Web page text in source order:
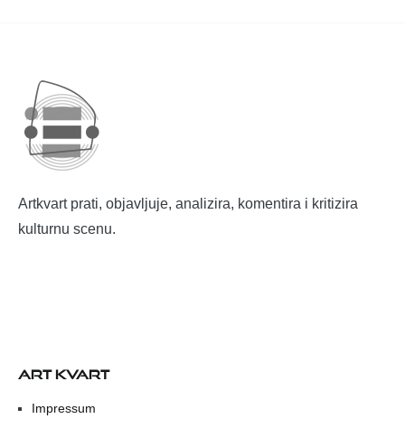
Artkvart prati, objavljuje, analizira, komentira i kritizira
kulturnu scenu.
ART KVART
Impressum